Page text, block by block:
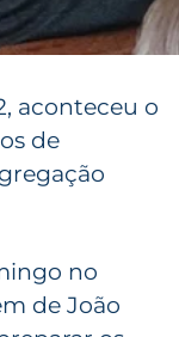
aconteceu o
de
no
de João